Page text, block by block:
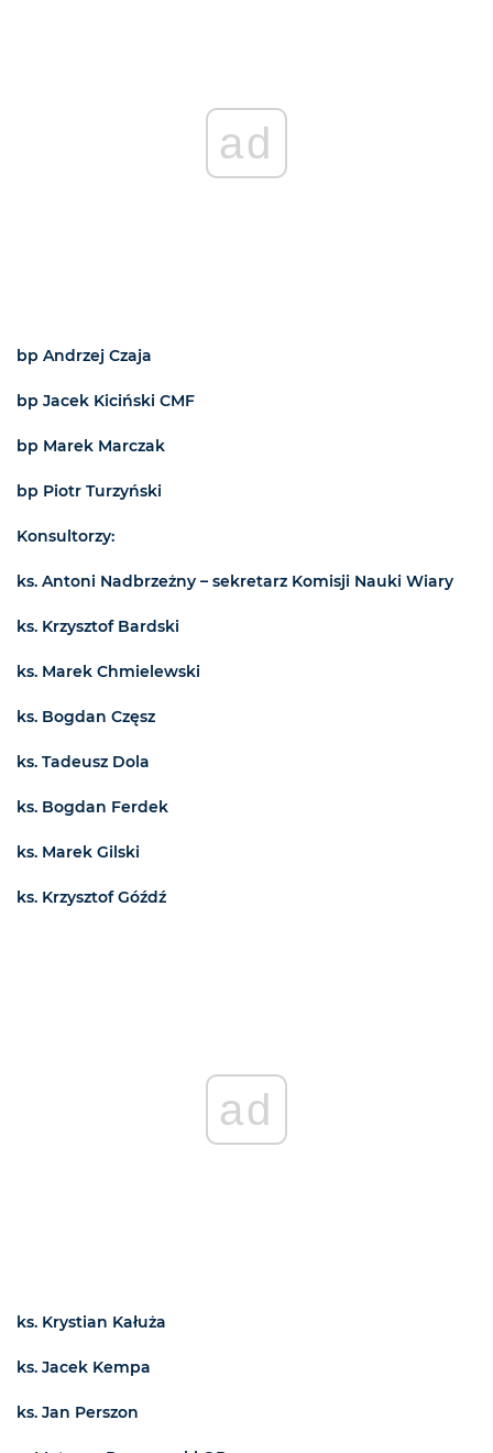
ad
bp Andrzej Czaja
bp Jacek Kiciński CMF
bp Marek Marczak
bp Piotr Turzyński
Konsultorzy:
ks. Antoni Nadbrzeżny – sekretarz Komisji Nauki Wiary
ks. Krzysztof Bardski
ks. Marek Chmielewski
ks. Bogdan Częsz
ks. Tadeusz Dola
ks. Bogdan Ferdek
ks. Marek Gilski
ks. Krzysztof Góźdź
ad
ks. Krystian Kałuża
ks. Jacek Kempa
ks. Jan Perszon